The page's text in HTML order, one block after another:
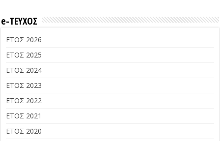
e-ΤΕΥΧΟΣ
ΕΤΟΣ 2026
ΕΤΟΣ 2025
ΕΤΟΣ 2024
ΕΤΟΣ 2023
ΕΤΟΣ 2022
ΕΤΟΣ 2021
ΕΤΟΣ 2020